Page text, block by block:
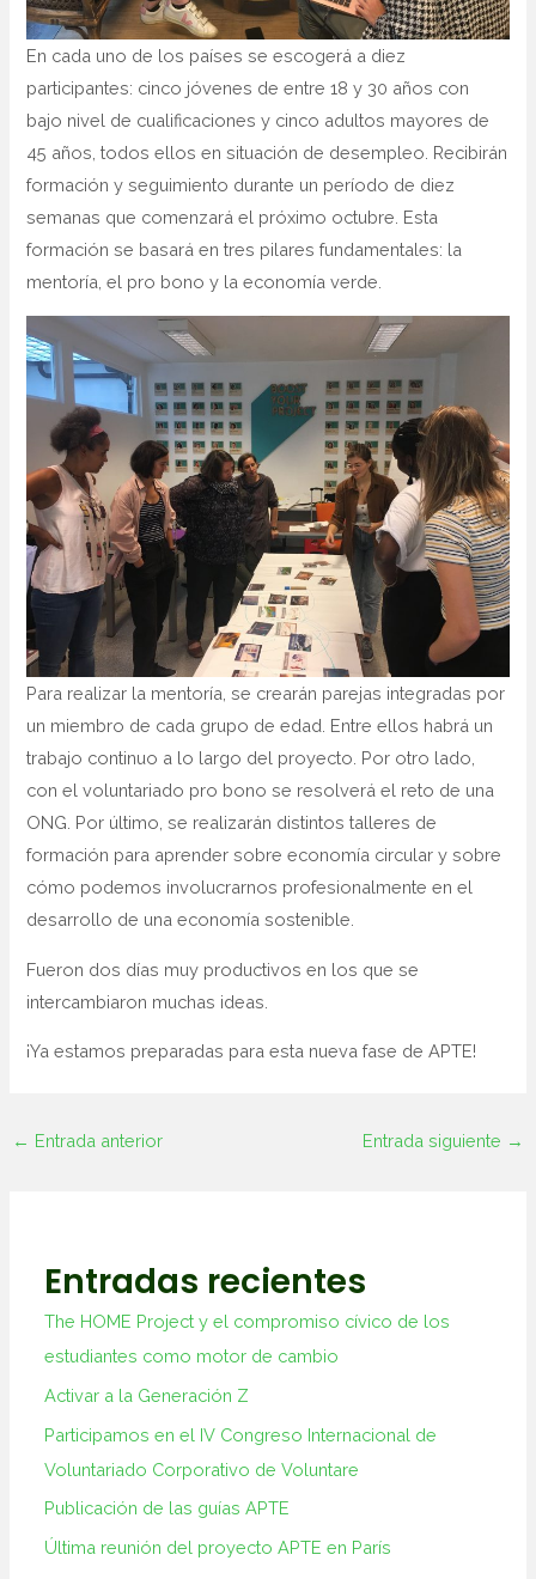
En cada uno de los países se escogerá a diez
participantes: cinco jóvenes de entre 18 y 30 años con
bajo nivel de cualificaciones y cinco adultos mayores de
45 años, todos ellos en situación de desempleo. Recibirán
formación y seguimiento durante un período de diez
semanas que comenzará el próximo octubre. Esta
formación se basará en tres pilares fundamentales: la
mentoría, el pro bono y la economía verde.
Para realizar la mentoría, se crearán parejas integradas por
un miembro de cada grupo de edad. Entre ellos habrá un
trabajo continuo a lo largo del proyecto. Por otro lado,
con el voluntariado pro bono se resolverá el reto de una
ONG. Por último, se realizarán distintos talleres de
formación para aprender sobre economía circular y sobre
cómo podemos involucrarnos profesionalmente en el
desarrollo de una economía sostenible.
Fueron dos días muy productivos en los que se
intercambiaron muchas ideas.
¡Ya estamos preparadas para esta nueva fase de APTE!
← Entrada anterior Entrada siguiente →
Entradas recientes
The HOME Project y el compromiso cívico de los
estudiantes como motor de cambio
Activar a la Generación Z
Participamos en el IV Congreso Internacional de
Voluntariado Corporativo de Voluntare
Publicación de las guías APTE
Última reunión del proyecto APTE en París